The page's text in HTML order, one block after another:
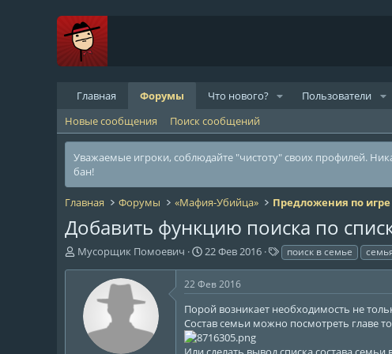
Главная Форумы Что нового? Пользователи
Новые сообщения
Поиск сообщений
Уважаемые игроки, соблюдайте "чистоту" своих профилей.
бан!
Главная Форумы «Мафия-Убийца» Предложения по игре
Добавить функцию поиска по
А
Мусорщик Помоевич
Д
т
а
н
а
ч
а
22 Фев 2016
Т
е
и
поиск в семье
22 Фев 2016
Порой возникает необходимость не
Состав семьи можно посмотреть главе